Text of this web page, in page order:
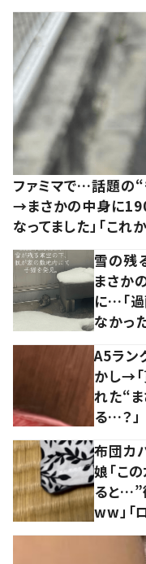
ファミマで…話題の“
→まさかの中身に190
なってました」「これ
雪の残
まさか
に…「
なかっ
A5ラン
かし→「
れた“
る…？」
布団カ
娘「こ
ると…”
ww」「